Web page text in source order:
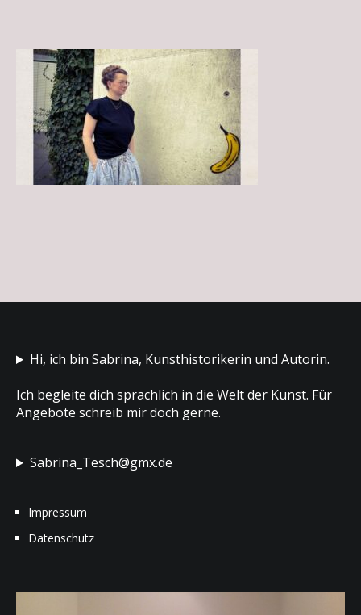
Hi, ich bin Sabrina, Kunsthistorikerin und Autorin.
Ich begleite dich sprachlich in die Welt der Kunst. Für
Angebote schreib mir doch gerne.
Sabrina_Tesch@gmx.de
Impressum
Datenschutz